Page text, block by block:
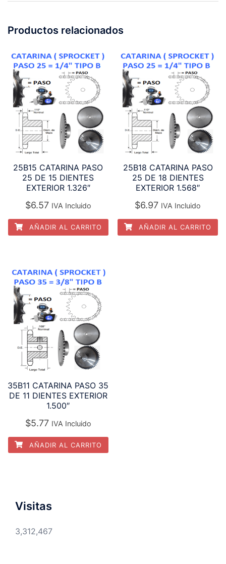
Productos relacionados
25B15 CATARINA PASO
25 DE 15 DIENTES
EXTERIOR 1.326″
$6.57 IVA Incluido
AÑADIR AL CARRITO
25B18 CATARINA PASO
25 DE 18 DIENTES
EXTERIOR 1.568″
$6.97 IVA Incluido
AÑADIR AL CARRITO
35B11 CATARINA PASO 35
DE 11 DIENTES EXTERIOR
1.500″
$5.77 IVA Incluido
AÑADIR AL CARRITO
Visitas
3,312,467